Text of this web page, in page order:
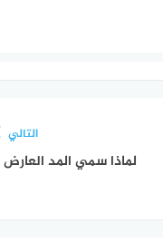
التالي
لماذا سمي المد